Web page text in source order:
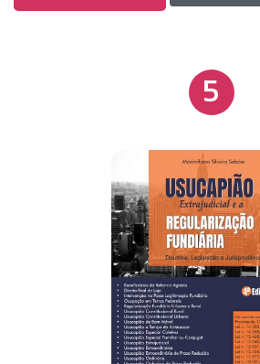
diversos erros comuns nas peças
declaratória. Além disso,
frequentemente transmitidas,
também tendem a classificar de
menosprezar outras modalidades
Vamos estudar juntos esse tema
maneira verdadeira. Dedique-se
ajude e faça o bem, pois o
consequência.
5